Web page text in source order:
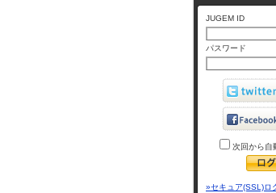
JUGEM ID
パスワード
次回から自
»セキュア(SSL)ロ